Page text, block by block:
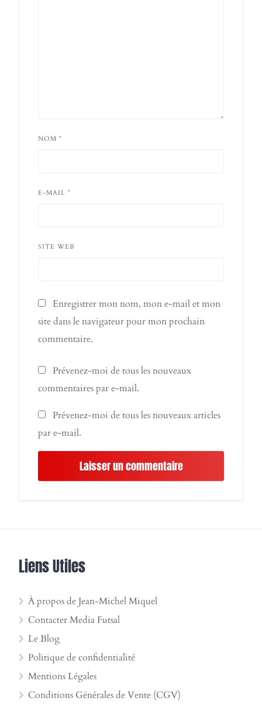
NOM *
E-MAIL *
SITE WEB
Enregistrer mon nom, mon e-mail et mon
site dans le navigateur pour mon prochain
commentaire.
Prévenez-moi de tous les nouveaux
commentaires par e-mail.
Prévenez-moi de tous les nouveaux articles
par e-mail.
Liens Utiles
À propos de Jean-Michel Miquel
Contacter Media Futsal
Le Blog
Politique de confidentialité
Mentions Légales
Conditions Générales de Vente (CGV)